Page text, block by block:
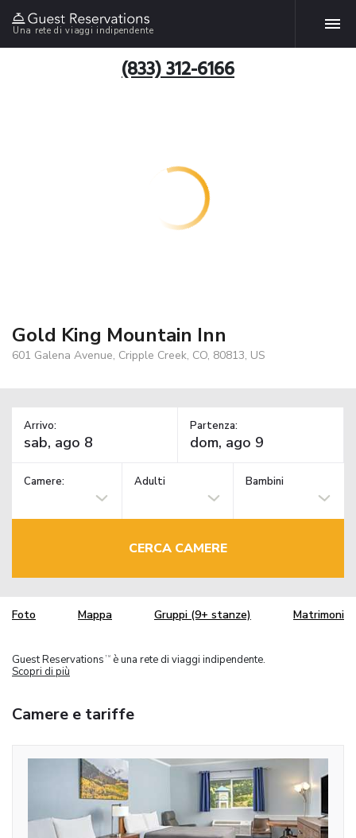
Una rete di viaggi indipendente
(833) 312-6166
Gold King Mountain Inn
601 Galena Avenue, Cripple Creek, CO, 80813, US
Arrivo: Partenza:
Camere: Adulti Bambini
CERCA CAMERE
Foto Mappa Gruppi (9+ stanze) Matrimoni
Guest Reservations TM
è una rete di viaggi indipendente.
Scopri di più
Camere e tariffe